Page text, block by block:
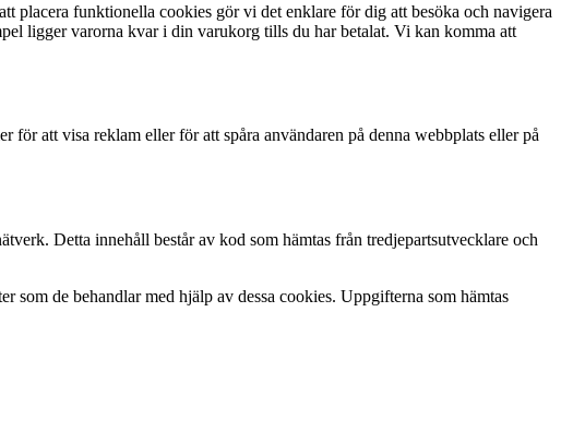
placera funktionella cookies gör vi det enklare för dig att besöka och navigera
ligger varorna kvar i din varukorg tills du har betalat. Vi kan komma att
att visa reklam eller för att spåra användaren på denna webbplats eller på
Detta innehåll består av kod som hämtas från tredjepartsutvecklare och
som de behandlar med hjälp av dessa cookies. Uppgifterna som hämtas